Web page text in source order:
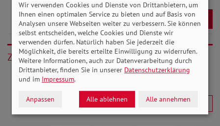
Download
Zurück
Wir verwenden Cookies und Dienste von Drittanbietern, um
Ihnen einen optimalen Service zu bieten und auf Basis von
Analysen unsere Webseiten weiter zu verbessern. Sie können
selbst entscheiden, welche Cookies und Dienste wir
verwenden dürfen. Natürlich haben Sie jederzeit die
Möglichkeit, die bereits erteilte Einwilligung zu widerrufen.
Weitere Informationen, auch zur Datenverarbeitung durch
Drittanbieter, finden Sie in unserer Datenschutzerklärung
und im Impressum.
Anpassen Alle ablehnen Alle annehmen